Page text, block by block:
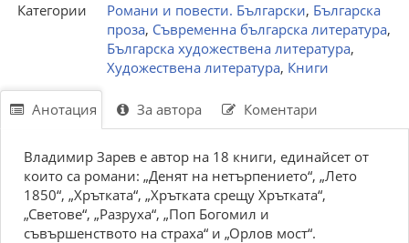
Категории
Романи и повести. Български, Българска
проза, Съвременна българска литература,
Българска художествена литература,
Художествена литература, Книги
Анотация За автора Коментари
Владимир Зарев е автор на 18 книги, единайсет от
които са романи: „Денят на нетърпението“, „Лето
1850“, „Хрътката“, „Хрътката срещу Хрътката“,
„Светове“, „Разруха“, „Поп Богомил и
съвършенството на страха“ и „Орлов мост“.